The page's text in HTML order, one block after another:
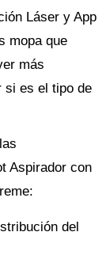
Láser y App
mopa que
más
si es el tipo de
Aspirador con
del